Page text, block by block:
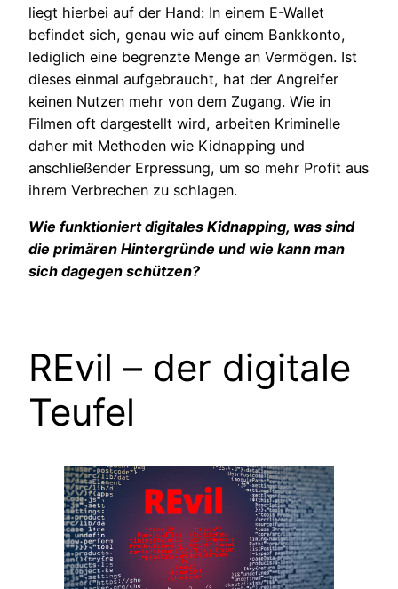
liegt hierbei auf der Hand: In einem E-Wallet
befindet sich, genau wie auf einem Bankkonto,
lediglich eine begrenzte Menge an Vermögen. Ist
dieses einmal aufgebraucht, hat der Angreifer
keinen Nutzen mehr von dem Zugang. Wie in
Filmen oft dargestellt wird, arbeiten Kriminelle
daher mit Methoden wie Kidnapping und
anschließender Erpressung, um so mehr Profit aus
ihrem Verbrechen zu schlagen.
Wie funktioniert digitales Kidnapping, was sind
die primären Hintergründe und wie kann man
sich dagegen schützen?
REvil – der digitale
Teufel